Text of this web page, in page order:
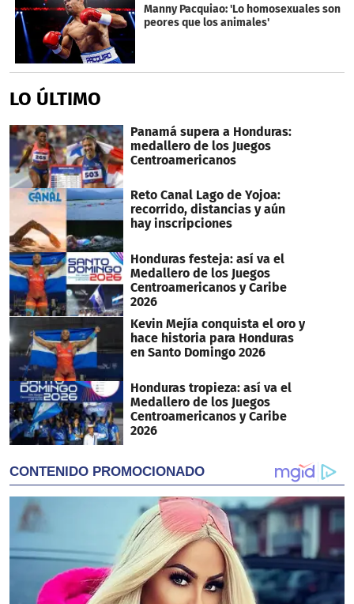
Manny Pacquiao: 'Lo homosexuales son
peores que los animales'
LO ÚLTIMO
Panamá supera a Honduras:
medallero de los Juegos
Centroamericanos
Reto Canal Lago de Yojoa:
recorrido, distancias y aún
hay inscripciones
Honduras festeja: así va el
Medallero de los Juegos
Centroamericanos y Caribe
2026
Kevin Mejía conquista el oro y
hace historia para Honduras
en Santo Domingo 2026
Honduras tropieza: así va el
Medallero de los Juegos
Centroamericanos y Caribe
2026